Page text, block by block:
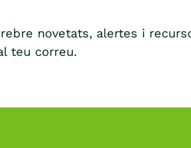
novetats, alertes i
teu correu.